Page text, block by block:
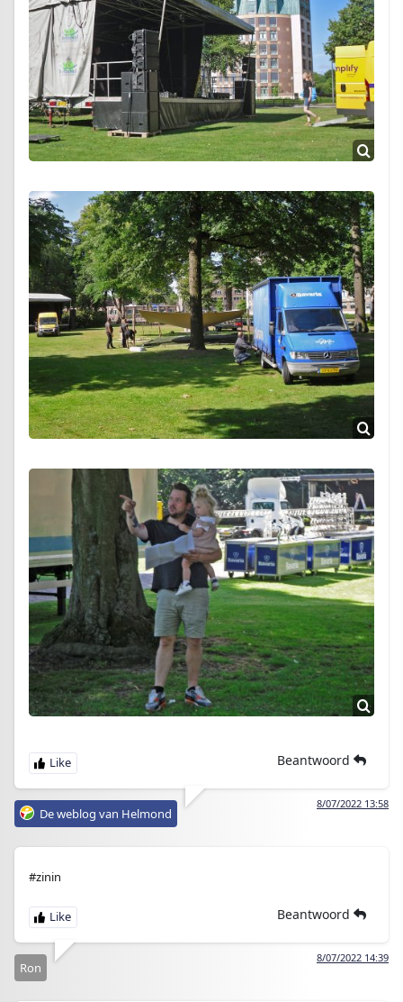
Beantwoord
8/07/2022 13:58
De weblog van Helmond
#zinin
Beantwoord
8/07/2022 14:39
Ron